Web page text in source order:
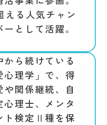
える人気チャン
として活躍。
ら続けている
理学」で、得
関係継続、自
理士、メンタ
ト検定Ⅱ種を保